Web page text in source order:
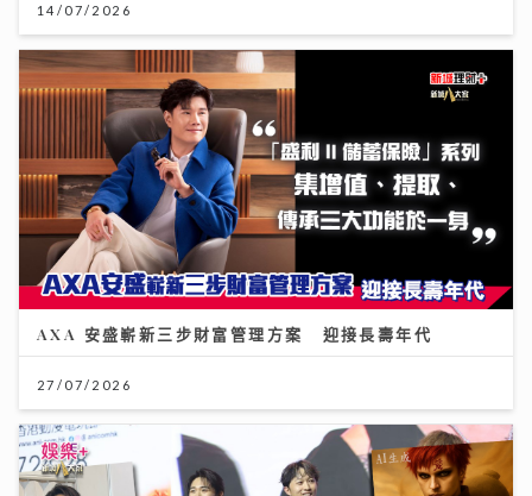
14/07/2026
AXA 安盛嶄新三步財富管理方案 迎接長壽年代
27/07/2026